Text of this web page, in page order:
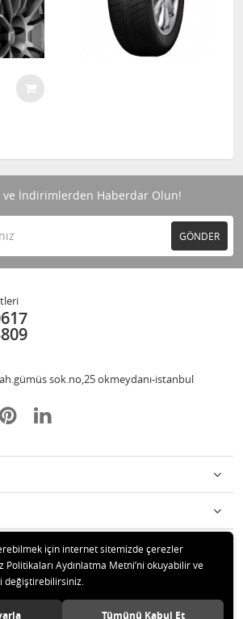
ve İndirimlerden Haberdar Olun!
GÖNDER
sok.no,25 okmeydanı-istanbul
hizmet ve ticaret ltd.şti Tüm hakları saklıdır.
için internet sitemizde çerezler
Politikaları Aydınlatma Metni’ni okuyabilir ve
değiştirebilirsiniz.
Tümünü Kabul Et